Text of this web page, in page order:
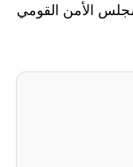
الأمن القومي